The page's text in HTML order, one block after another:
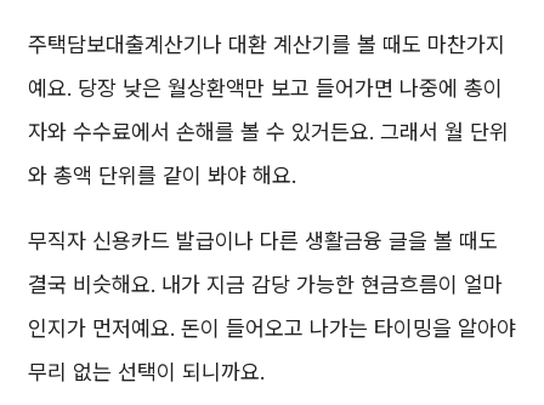
주택담보대출계산기나 대환 계산기를 볼 때도 마찬가지
예요. 당장 낮은 월상환액만 보고 들어가면 나중에 총이
자와 수수료에서 손해를 볼 수 있거든요. 그래서 월 단위
와 총액 단위를 같이 봐야 해요.
무직자 신용카드 발급이나 다른 생활금융 글을 볼 때도
결국 비슷해요. 내가 지금 감당 가능한 현금흐름이 얼마
인지가 먼저예요. 돈이 들어오고 나가는 타이밍을 알아야
무리 없는 선택이 되니까요.